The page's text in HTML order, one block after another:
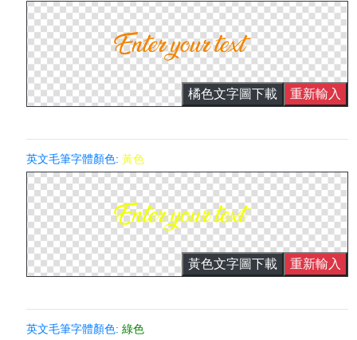
橘色文字圖下載 重新輸入
英文毛筆字體顏色:黃色
黃色文字圖下載 重新輸入
英文毛筆字體顏色:綠色